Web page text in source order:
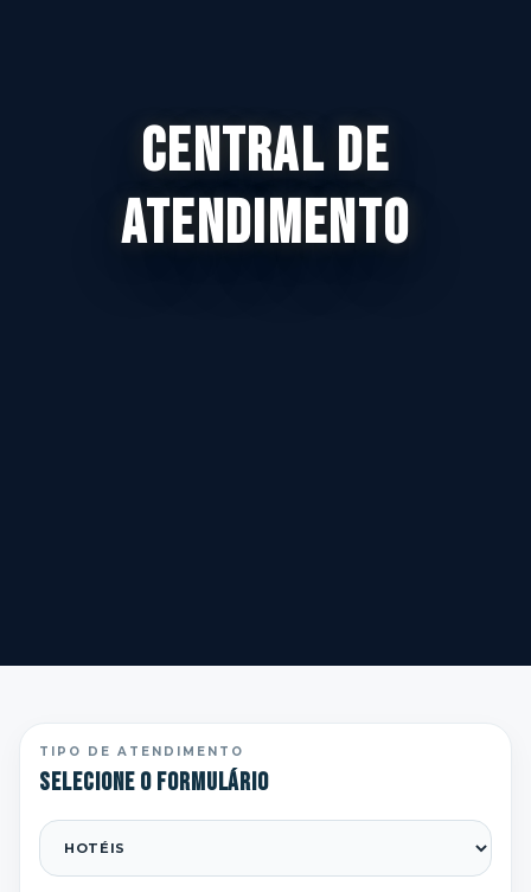
CENTRAL DE
ATENDIMENTO
TIPO DE ATENDIMENTO
Selecione o formulário